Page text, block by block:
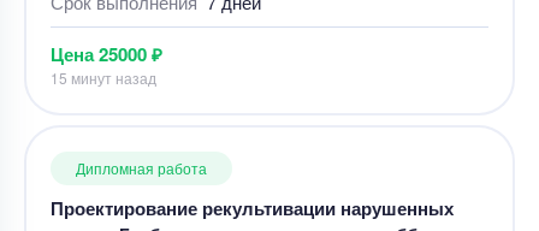
Дипломная работа